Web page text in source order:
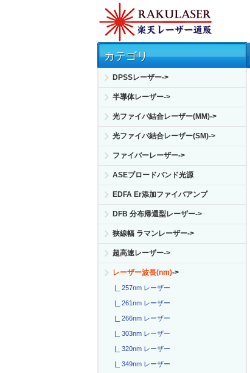
カテゴリ
DPSSレーザー->
半導体レーザー->
光ファイバ結合レーザー(MM)->
光ファイバ結合レーザー(SM)->
ファイバーレーザー->
ASEブロードバンド光源
EDFA Er添加ファイバアンプ
DFB 分布帰還型レーザー->
狭線幅 ラマンレーザー->
超高速レーザー->
レーザー波長(nm)->
|_ 257nm レーザー
|_ 261nm レーザー
|_ 266nm レーザー
|_ 303nm レーザー
|_ 320nm レーザー
|_ 349nm レーザー